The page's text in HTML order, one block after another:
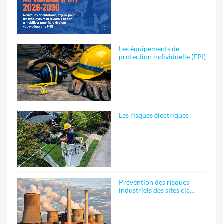
Les équipements de
protection individuelle (EPI)
Les risques électriques
Prévention des risques
industriels des sites cla…